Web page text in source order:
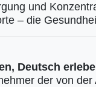
und
– die
Deutsch
der von der